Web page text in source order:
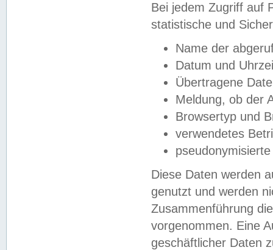
Bei jedem Zugriff auf
statistische und
Name der
Datum und
Übertragene
Meldung, ob der
Browsertyp und
verwendetes
Diese Daten werden
genutzt und werden
Zusammenführung
vorgenommen. Eine
geschäftlicher Daten